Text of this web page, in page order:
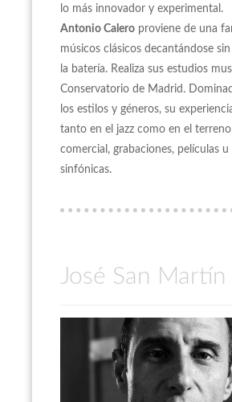
lo más innovador y experimental.
Antonio Calero proviene de una
músicos clásicos decantándose
la batería. Realiza sus estudios
Conservatorio de Madrid.
los estilos y géneros, su
tanto en el jazz como en el
comercial, grabaciones, películas
sinfónicas.
José San Martín